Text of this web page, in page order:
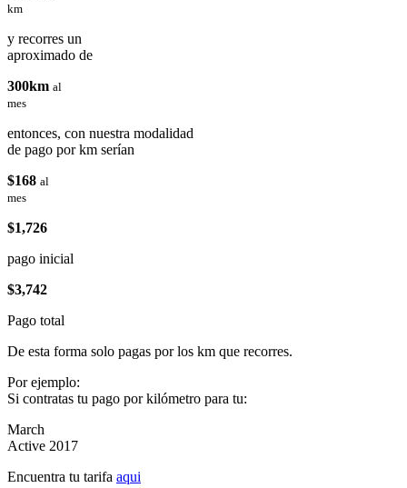
km
y recorres un
aproximado de
300km al
mes
entonces, con nuestra modalidad
de pago por km serían
$168 al
mes
$1,726
pago inicial
$3,742
Pago total
De esta forma solo pagas por los km que recorres.
Por ejemplo:
Si contratas tu pago por kilómetro para tu:
March
Active 2017
Encuentra tu tarifa aqui